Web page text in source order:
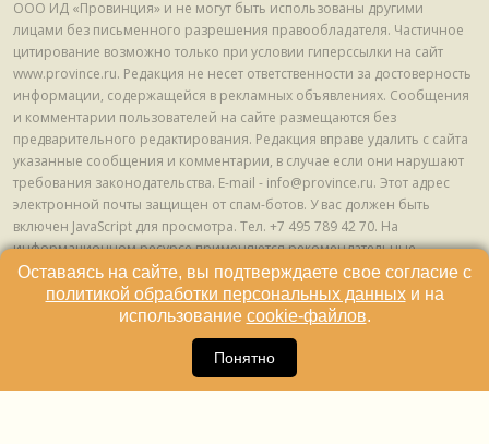
ООО ИД «Провинция» и не могут быть использованы другими
лицами без письменного разрешения правообладателя. Частичное
цитирование возможно только при условии гиперссылки на сайт
www.province.ru. Редакция не несет ответственности за достоверность
информации, содержащейся в рекламных объявлениях. Сообщения
и комментарии пользователей на сайте размещаются без
предварительного редактирования. Редакция вправе удалить с сайта
указанные сообщения и комментарии, в случае если они нарушают
требования законодательства. E-mail - info@province.ru. Этот адрес
электронной почты защищен от спам-ботов. У вас должен быть
включен JavaScript для просмотра. Tел. +7 495 789 42 70. На
информационном ресурсе применяются рекомендательные
технологии (информационные технологии предоставления
информации на основе сбора, систематизации и анализа сведений,
относящихся к предпочтениям пользователей сети "Интернет",
находящихся на территории Российской Федерации) © ООО ИД
Оставаясь на сайте, вы подтверждаете свое согласие с
политикой обработки персональных данныхи на
использование cookie-файлов.
Понятно